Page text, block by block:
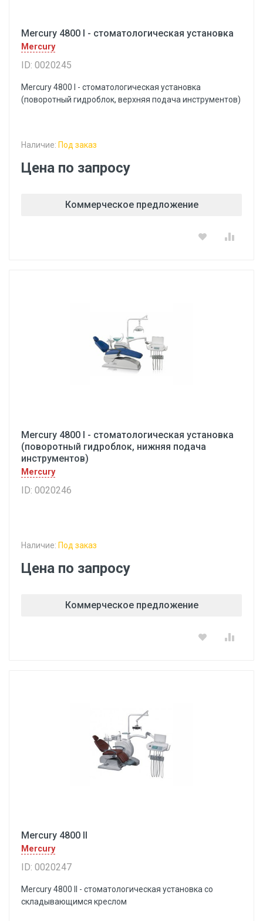
Mercury 4800 I - стоматологическая установка
Mercury
ID: 0020245
Mercury 4800 I - стоматологическая установка
(поворотный гидроблок, верхняя подача инструментов)
Наличие: Под заказ
Цена по запросу
Коммерческое предложение
Mercury 4800 I - стоматологическая установка
(поворотный гидроблок, нижняя подача
инструментов)
Mercury
ID: 0020246
Наличие: Под заказ
Цена по запросу
Коммерческое предложение
Mercury 4800 II
Mercury
ID: 0020247
Mercury 4800 II - стоматологическая установка со
складывающимся креслом